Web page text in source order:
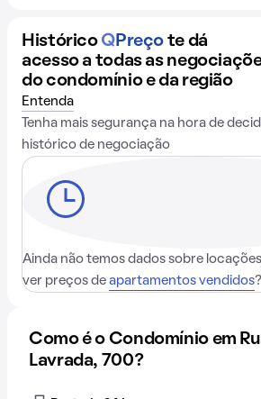
Histórico QPreço te dá
acesso a todas as
do condomínio e da região
Entenda
Tenha mais segurança na hora de
histórico de negociação
Ainda não temos dados sobre
ver preços de apartamentos vendidos?
Como é o Condomínio em
Lavrada, 700?